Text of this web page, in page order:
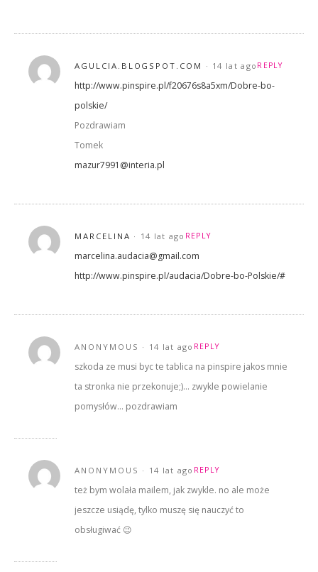
AGULCIA.BLOGSPOT.COM 14 lat ago REPLY
http://www.pinspire.pl/f20676s8a5xm/Dobre-bo-
polskie/
Pozdrawiam
Tomek
mazur7991@interia.pl
MARCELINA 14 lat ago REPLY
marcelina.audacia@gmail.com
http://www.pinspire.pl/audacia/Dobre-bo-Polskie/#
ANONYMOUS 14 lat ago REPLY
szkoda ze musi byc te tablica na pinspire jakos mnie
ta stronka nie przekonuje;)… zwykle powielanie
pomysłów… pozdrawiam
ANONYMOUS 14 lat ago REPLY
też bym wolała mailem, jak zwykle. no ale może
jeszcze usiądę, tylko muszę się nauczyć to
obsługiwać 😉